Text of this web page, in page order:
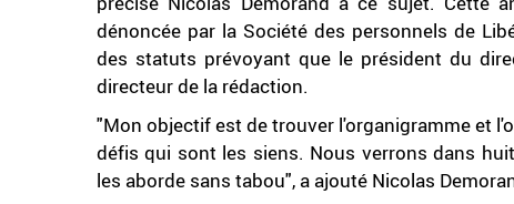
dénoncée par la Société des personnels de
des statuts prévoyant que le président du
directeur de la rédaction.
"Mon objectif est de trouver l'organigramme et
défis qui sont les siens. Nous verrons dans
les aborde sans tabou", a ajouté Nicolas